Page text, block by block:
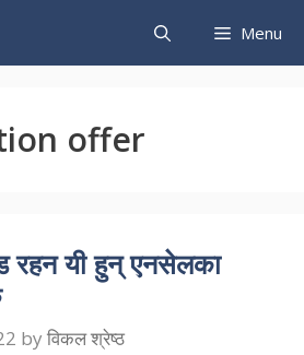
Menu
offer
रहन यी हुन् एनसेलका
by विकल श्रेष्ठ